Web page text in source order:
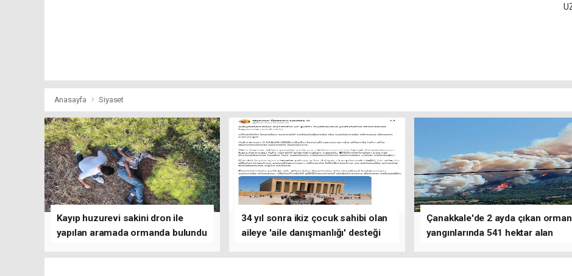
Anasayfa Siyaset
Kayıp huzurevi sakini dron ile
yapılan aramada ormanda bulundu
34 yıl sonra ikiz çocuk sahibi olan
aileye 'aile danışmanlığı' desteği
Çanakkale'de 2 ayda çıkan orman
yangınlarında 541 hektar alan